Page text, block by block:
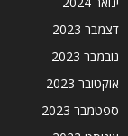
דצמבר 2023
נובמבר 2023
אוקטובר 2023
ספטמבר 2023